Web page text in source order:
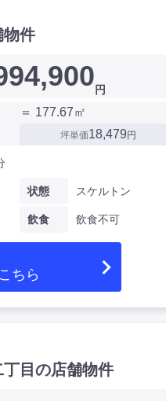
物件
円
＝ 177.67㎡
坪単価18,479 円
状態 スケルトン
飲食 飲食不可
ちら
目の店舗物件